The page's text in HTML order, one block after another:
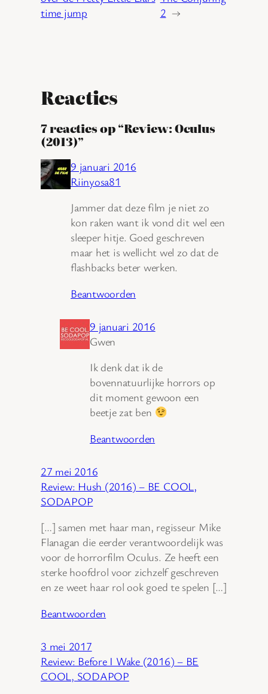
time jump
2 →
Reacties
7 reacties op “Review: Oculus
(2013)”
9 januari 2016
Riinyosa81
Jammer dat deze film je niet zo
kon raken want ik vond dit wel een
sleeper hitje. Goed geschreven
maar het is wellicht wel zo dat de
flashbacks beter werken.
Beantwoorden
9 januari 2016
Gwen
Ik denk dat ik de
bovennatuurlijke horrors op
dit moment gewoon een
beetje zat ben
Beantwoorden
27 mei 2016
Review: Hush (2016) – BE COOL,
SODAPOP
[…] samen met haar man, regisseur Mike
Flanagan die eerder verantwoordelijk was
voor de horrorfilm Oculus. Ze heeft een
sterke hoofdrol voor zichzelf geschreven
en ze weet haar rol ook goed te spelen […]
Beantwoorden
3 mei 2017
Review: Before I Wake (2016) – BE
COOL, SODAPOP